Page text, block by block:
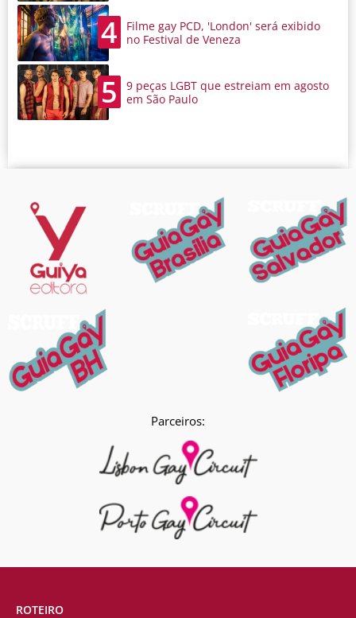
4
Filme gay PCD, 'London' será exibido
no Festival de Veneza
5
9 peças LGBT que estreiam em agosto
em São Paulo
Parceiros:
ROTEIRO